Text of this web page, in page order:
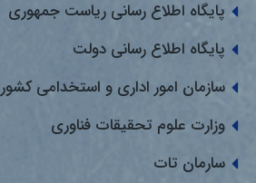
پایگاه اطلاع رسانی ریاست جمهوری
پایگاه اطلاع رسانی دولت
سازمان امور اداری و استخدامی کشور
وزارت علوم تحقیقات فناوری
سارمان تات